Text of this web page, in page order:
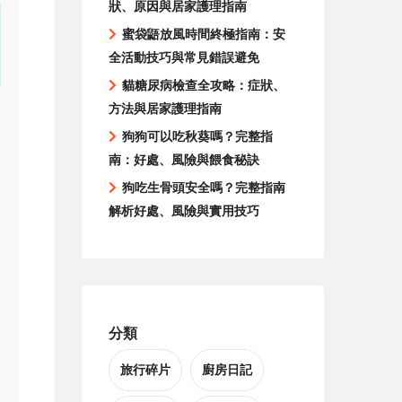
狀、原因與居家護理指南
蜜袋鼯放風時間終極指南：安
全活動技巧與常見錯誤避免
貓糖尿病檢查全攻略：症狀、
方法與居家護理指南
狗狗可以吃秋葵嗎？完整指
南：好處、風險與餵食秘訣
狗吃生骨頭安全嗎？完整指南
解析好處、風險與實用技巧
分類
旅行碎片 廚房日記